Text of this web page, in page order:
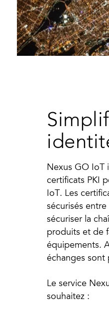
Nexus GO IoT
certificats PKI
IoT. Les
sécurisés
sécuriser la
produits et de
équipements.
échanges sont
Le service
souhaitez :